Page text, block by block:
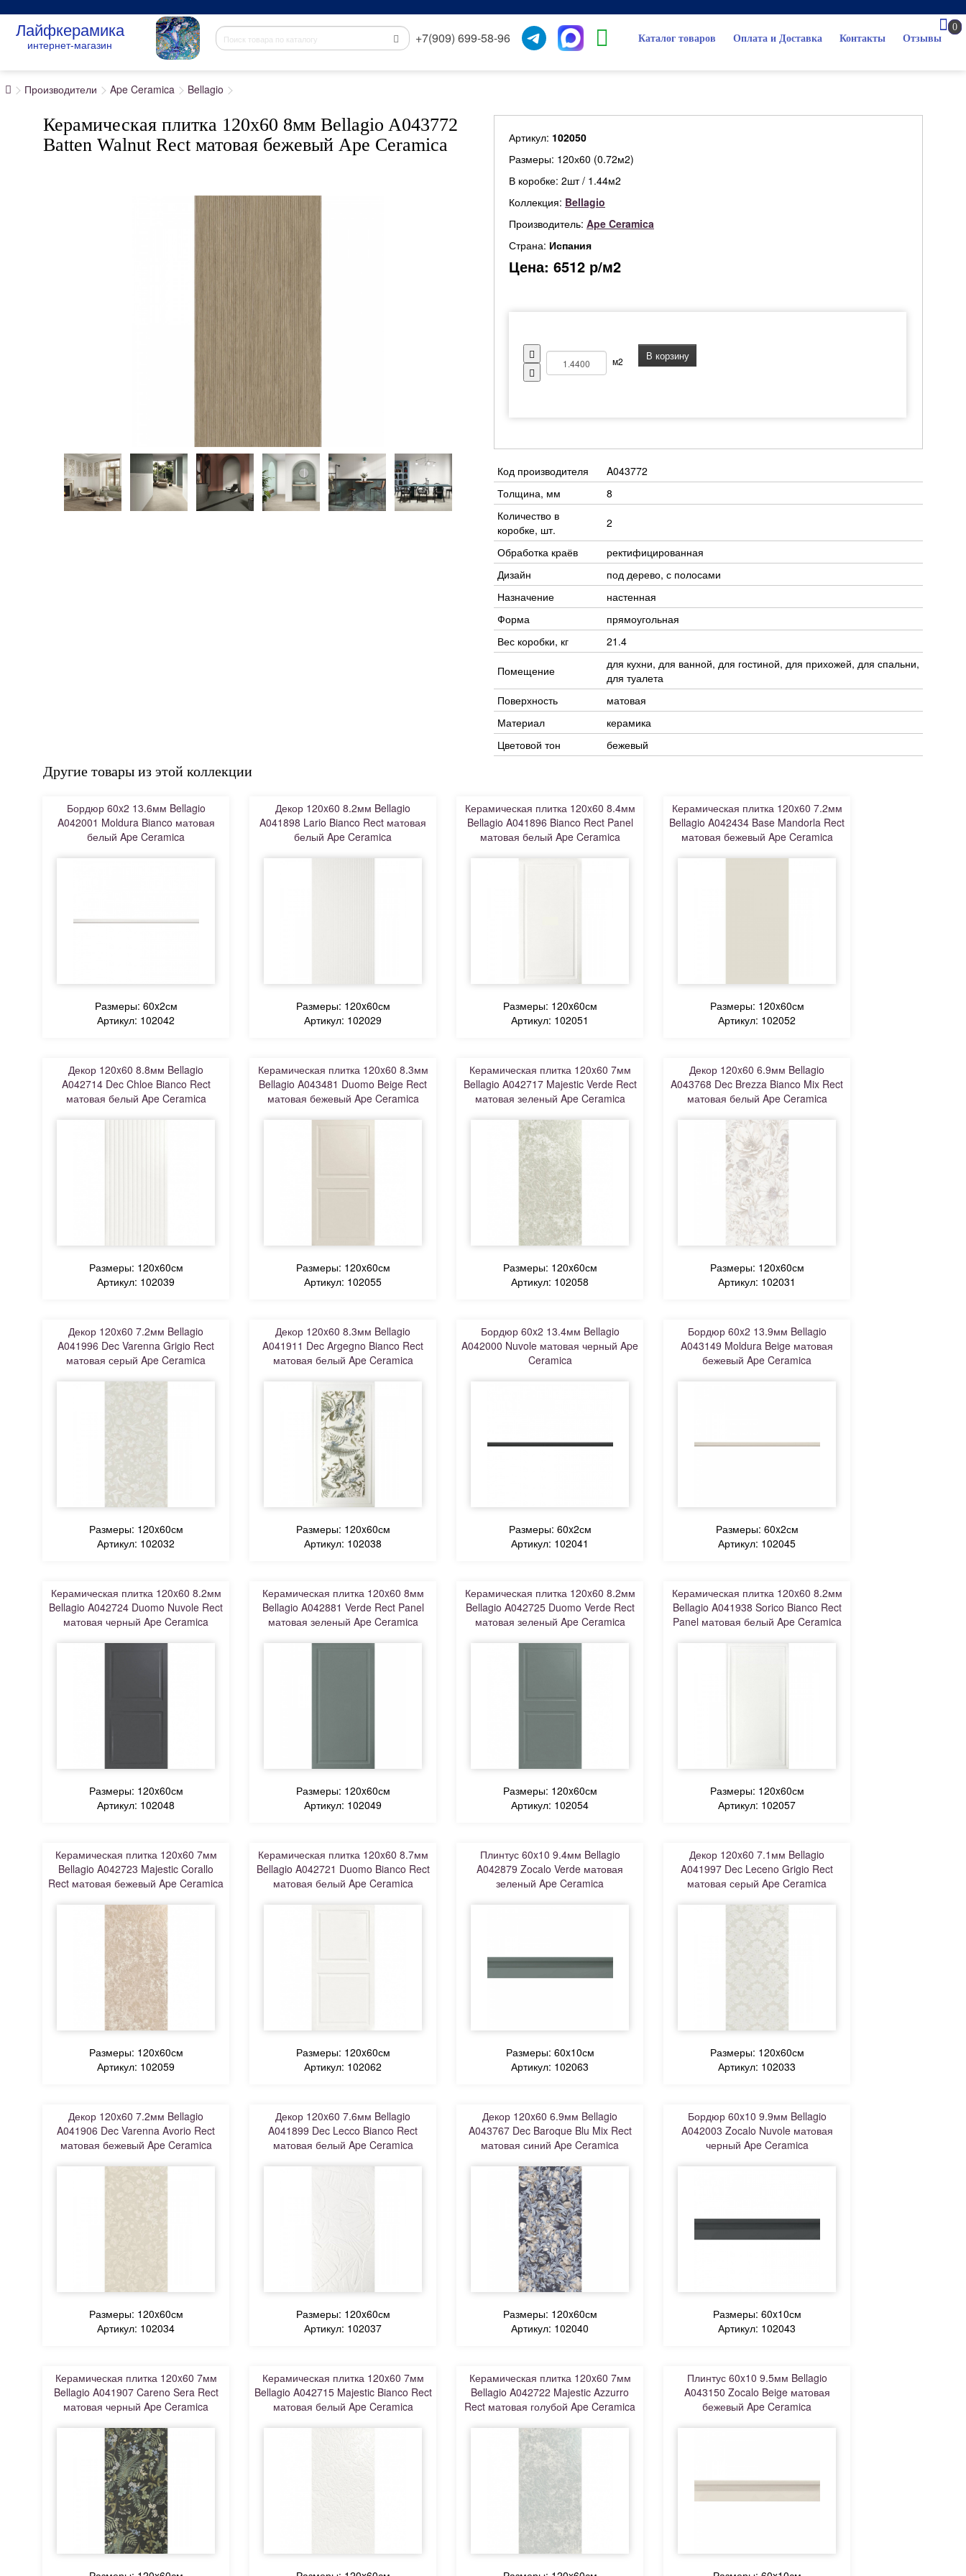
Лайфкерамика
интернет-магазин +7(909) 699-58-96 Каталог товаров Оплата и Доставка Контакты Отзывы
0
Производители Ape Ceramica Bellagio
Керамическая плитка 120x60 8мм Bellagio A043772
Batten Walnut Rect матовая бежевый Ape Ceramica
Артикул: 102050
Размеры: 120х60 (0.72м2)
В коробке: 2шт / 1.44м2
Коллекция: Bellagio
Производитель: Ape Ceramica
Страна: Испания
Цена: 6512 р/м2
м2 В корзину
Код производителя
A043772
Толщина, мм
8
Количество в
коробке, шт.
2
Обработка краёв
ректифицированная
Дизайн
под дерево, с полосами
Назначение
настенная
Форма
прямоугольная
Вес коробки, кг
21.4
Помещение
для кухни, для ванной, для гостиной, для прихожей, для спальни,
для туалета
Поверхность
матовая
Материал
керамика
Цветовой тон
бежевый
Другие товары из этой коллекции
Бордюр 60x2 13.6мм Bellagio
A042001 Moldura Bianco матовая
белый Ape Ceramica
Размеры: 60x2см
Артикул: 102042
Декор 120x60 8.2мм Bellagio
A041898 Lario Bianco Rect матовая
белый Ape Ceramica
Размеры: 120x60см
Артикул: 102029
Керамическая плитка 120x60 8.4мм
Bellagio A041896 Bianco Rect Panel
матовая белый Ape Ceramica
Размеры: 120x60см
Артикул: 102051
Керамическая плитка 120x60 7.2мм
Bellagio A042434 Base Mandorla Rect
матовая бежевый Ape Ceramica
Размеры: 120x60см
Артикул: 102052
Декор 120x60 8.8мм Bellagio
A042714 Dec Chloe Bianco Rect
матовая белый Ape Ceramica
Размеры: 120x60см
Артикул: 102039
Керамическая плитка 120x60 8.3мм
Bellagio A043481 Duomo Beige Rect
матовая бежевый Ape Ceramica
Размеры: 120x60см
Артикул: 102055
Керамическая плитка 120x60 7мм
Bellagio A042717 Majestic Verde Rect
матовая зеленый Ape Ceramica
Размеры: 120x60см
Артикул: 102058
Декор 120x60 6.9мм Bellagio
A043768 Dec Brezza Bianco Mix Rect
матовая белый Ape Ceramica
Размеры: 120x60см
Артикул: 102031
Декор 120x60 7.2мм Bellagio
A041996 Dec Varenna Grigio Rect
матовая серый Ape Ceramica
Размеры: 120x60см
Артикул: 102032
Декор 120x60 8.3мм Bellagio
A041911 Dec Argegno Bianco Rect
матовая белый Ape Ceramica
Размеры: 120x60см
Артикул: 102038
Бордюр 60x2 13.4мм Bellagio
A042000 Nuvole матовая черный Ape
Ceramica
Размеры: 60x2см
Артикул: 102041
Бордюр 60x2 13.9мм Bellagio
A043149 Moldura Beige матовая
бежевый Ape Ceramica
Размеры: 60x2см
Артикул: 102045
Керамическая плитка 120x60 8.2мм
Bellagio A042724 Duomo Nuvole Rect
матовая черный Ape Ceramica
Размеры: 120x60см
Артикул: 102048
Керамическая плитка 120x60 8мм
Bellagio A042881 Verde Rect Panel
матовая зеленый Ape Ceramica
Размеры: 120x60см
Артикул: 102049
Керамическая плитка 120x60 8.2мм
Bellagio A042725 Duomo Verde Rect
матовая зеленый Ape Ceramica
Размеры: 120x60см
Артикул: 102054
Керамическая плитка 120x60 8.2мм
Bellagio A041938 Sorico Bianco Rect
Panel матовая белый Ape Ceramica
Размеры: 120x60см
Артикул: 102057
Керамическая плитка 120x60 7мм
Bellagio A042723 Majestic Corallo
Rect матовая бежевый Ape Ceramica
Размеры: 120x60см
Артикул: 102059
Керамическая плитка 120x60 8.7мм
Bellagio A042721 Duomo Bianco Rect
матовая белый Ape Ceramica
Размеры: 120x60см
Артикул: 102062
Плинтус 60x10 9.4мм Bellagio
A042879 Zocalo Verde матовая
зеленый Ape Ceramica
Размеры: 60x10см
Артикул: 102063
Декор 120x60 7.1мм Bellagio
A041997 Dec Leceno Grigio Rect
матовая серый Ape Ceramica
Размеры: 120x60см
Артикул: 102033
Декор 120x60 7.2мм Bellagio
A041906 Dec Varenna Avorio Rect
матовая бежевый Ape Ceramica
Размеры: 120x60см
Артикул: 102034
Декор 120x60 7.6мм Bellagio
A041899 Dec Lecco Bianco Rect
матовая белый Ape Ceramica
Размеры: 120x60см
Артикул: 102037
Декор 120x60 6.9мм Bellagio
A043767 Dec Baroque Blu Mix Rect
матовая синий Ape Ceramica
Размеры: 120x60см
Артикул: 102040
Бордюр 60x10 9.9мм Bellagio
A042003 Zocalo Nuvole матовая
черный Ape Ceramica
Размеры: 60x10см
Артикул: 102043
Керамическая плитка 120x60 7мм
Bellagio A041907 Careno Sera Rect
матовая черный Ape Ceramica
Керамическая плитка 120x60 7мм
Bellagio A042715 Majestic Bianco Rect
матовая белый Ape Ceramica
Керамическая плитка 120x60 7мм
Bellagio A042722 Majestic Azzurro
Rect матовая голубой Ape Ceramica
Плинтус 60x10 9.5мм Bellagio
A043150 Zocalo Beige матовая
бежевый Ape Ceramica